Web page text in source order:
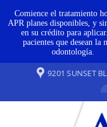
contenido
9201 SUNSET
Comience el tratamiento
APR planes disponibles, y
en su crédito para
pacientes que desean la
odontología.